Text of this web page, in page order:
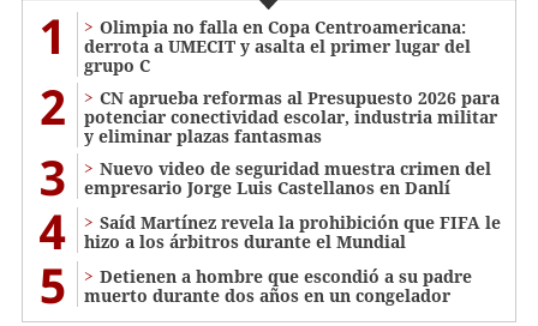
1
Olimpia no falla en Copa Centroamericana:
derrota a UMECIT y asalta el primer lugar del
grupo C
2
CN aprueba reformas al Presupuesto 2026 para
potenciar conectividad escolar, industria militar
y eliminar plazas fantasmas
3
Nuevo video de seguridad muestra crimen del
empresario Jorge Luis Castellanos en Danlí
4
Saíd Martínez revela la prohibición que FIFA le
hizo a los árbitros durante el Mundial
5
Detienen a hombre que escondió a su padre
muerto durante dos años en un congelador